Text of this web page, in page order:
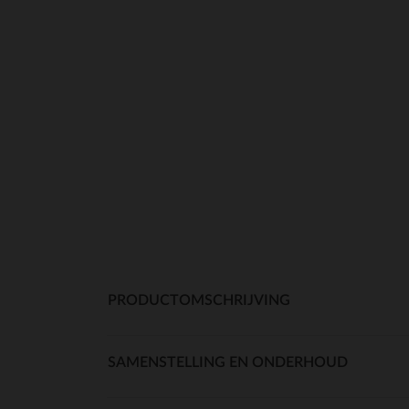
PRODUCTOMSCHRIJVING
SAMENSTELLING EN ONDERHOUD